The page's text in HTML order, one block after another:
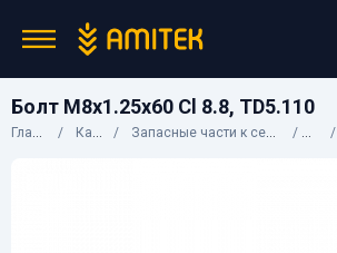
Болт M8x1.25x60 Cl 8.8, TD5.110
Главная Каталог Запасные части к сельхозтехнике CNH